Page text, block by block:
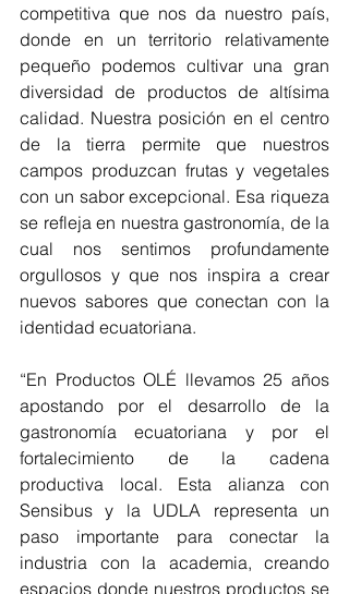
competitiva que nos da nuestro país,
donde en un territorio relativamente
pequeño podemos cultivar una gran
diversidad de productos de altísima
calidad. Nuestra posición en el centro
de la tierra permite que nuestros
campos produzcan frutas y vegetales
con un sabor excepcional. Esa riqueza
se refleja en nuestra gastronomía, de la
cual nos sentimos profundamente
orgullosos y que nos inspira a crear
nuevos sabores que conectan con la
identidad ecuatoriana.
“En Productos OLÉ llevamos 25 años
apostando por el desarrollo de la
gastronomía ecuatoriana y por el
fortalecimiento de la cadena
productiva local. Esta alianza con
Sensibus y la UDLA representa un
paso importante para conectar la
industria con la academia, creando
espacios donde nuestros productos se